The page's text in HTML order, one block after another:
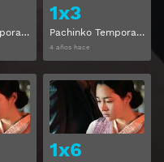
Pachinko Temporada 1 Capitulo 2
1x3
Pachinko Temporada 1 Capitulo 3
4 años hace
Ver
1x6